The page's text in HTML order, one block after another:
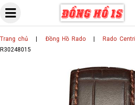
Skip
content
Trang chủ Đồng Hồ Rado Rado
R30248015